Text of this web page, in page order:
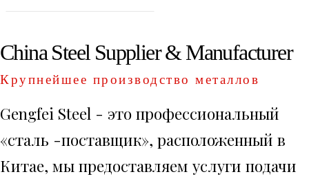
China Steel Supplier & Manufacturer
Крупнейшее производство металлов
Gengfei Steel - это профессиональный
«сталь -поставщик», расположенный в
Китае, мы предоставляем услуги подачи